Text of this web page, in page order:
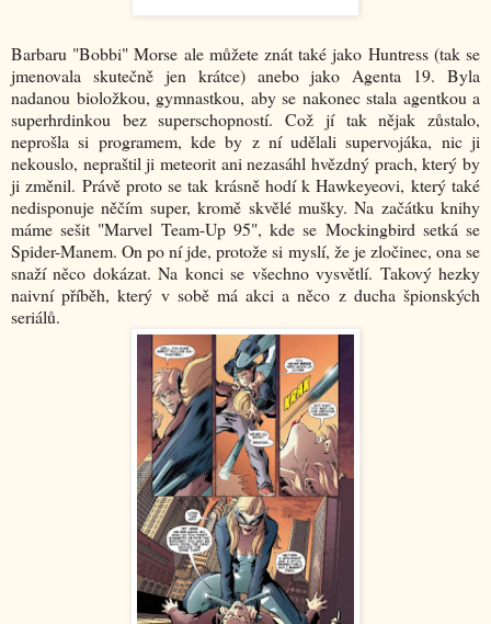
Barbaru "Bobbi" Morse ale můžete znát také jako Huntress (tak se
jmenovala skutečně jen krátce) anebo jako Agenta 19. Byla
nadanou bioložkou, gymnastkou, aby se nakonec stala agentkou a
superhrdinkou bez superschopností. Což jí tak nějak zůstalo,
neprošla si programem, kde by z ní udělali supervojáka, nic ji
nekouslo, nepraštil ji meteorit ani nezasáhl hvězdný prach, který by
ji změnil. Právě proto se tak krásně hodí k Hawkeyeovi, který také
nedisponuje něčím super, kromě skvělé mušky. Na začátku knihy
máme sešit "Marvel Team-Up 95", kde se Mockingbird setká se
Spider-Manem. On po ní jde, protože si myslí, že je zločinec, ona se
snaží něco dokázat. Na konci se všechno vysvětlí. Takový hezky
naivní příběh, který v sobě má akci a něco z ducha špionských
seriálů.